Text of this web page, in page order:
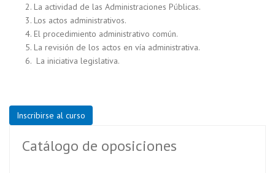
La actividad de las Administraciones Públicas.
Los actos administrativos.
El procedimiento administrativo común.
La revisión de los actos en vía administrativa.
La iniciativa legislativa.
Inscribirse al curso
Catálogo de oposiciones